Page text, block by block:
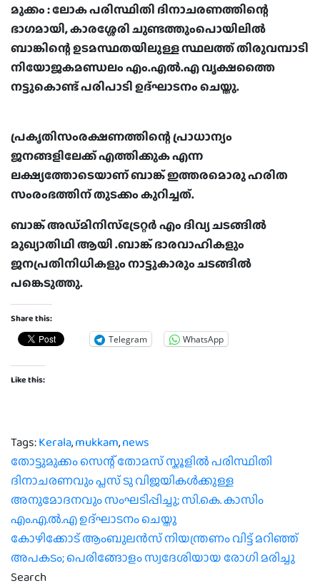
മുക്കം : ലോക പരിസ്ഥിതി ദിനാചരണത്തിന്റെ
ഭാഗമായി, കാരശ്ശേരി ചുണ്ടത്തുംപൊയിലിൽ
ബാങ്കിന്റെ ഉടമസ്ഥതയിലുള്ള സ്ഥലത്ത് തിരുവമ്പാടി
നിയോജകമണ്ഡലം എം.എൽ.എ വൃക്ഷത്തൈ
നട്ടുകൊണ്ട് പരിപാടി ഉദ്ഘാടനം ചെയ്തു.
പ്രകൃതിസംരക്ഷണത്തിന്റെ പ്രാധാന്യം
ജനങ്ങളിലേക്ക് എത്തിക്കുക എന്ന
ലക്ഷ്യത്തോടെയാണ് ബാങ്ക് ഇത്തരമൊരു ഹരിത
സംരംഭത്തിന് തുടക്കം കുറിച്ചത്.
ബാങ്ക് അഡ്മിനിസ്ട്രേറ്റർ എം ദിവ്യ ചടങ്ങിൽ
മുഖ്യാതിഥി ആയി .ബാങ്ക് ഭാരവാഹികളും
ജനപ്രതിനിധികളും നാട്ടുകാരും ചടങ്ങിൽ
പങ്കെടുത്തു.
Share this:
Telegram WhatsApp
Like this:
Tags:Kerala,mukkam,news
Post
navigation
തോട്ടുമുക്കം സെന്റ് തോമസ് സ്കൂളിൽ പരിസ്ഥിതി
ദിനാചരണവും പ്ലസ് ടു വിജയികൾക്കുള്ള
അനുമോദനവും സംഘടിപ്പിച്ചു; സി.കെ. കാസിം
എം.എ.ൽ.എ ഉദ്ഘാടനം ചെയ്തു
കോഴിക്കോട് ആംബുലന്‍സ് നിയന്ത്രണം വിട്ട് മറിഞ്ഞ്
അപകടം; പെരിങ്ങോളം സ്വദേശിയായ രോഗി മരിച്ചു
Search